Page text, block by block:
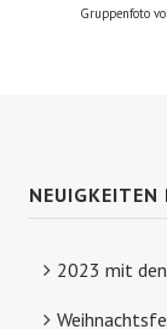
Gruppenfoto
NEUIGKEITEN
2023 mit